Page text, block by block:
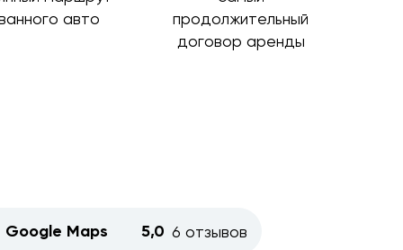
авто
продолжительный
договор аренды
Google Maps 5,0 6 отзывов